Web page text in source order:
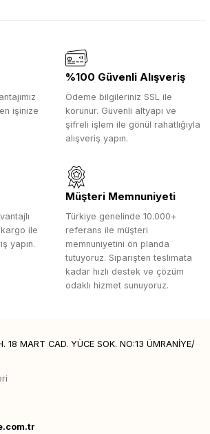
işinize
%100 Güvenli Alışveriş
Ödeme bilgileriniz SSL ile
korunur. Güvenli altyapı ve
şifreli işlem ile gönül rahatlığıyla
alışveriş yapın.
ile
yapın.
Müşteri Memnuniyeti
Türkiye genelinde 10.000+
referans ile müşteri
memnuniyetini ön planda
tutuyoruz. Siparişten teslimata
kadar hızlı destek ve çözüm
odaklı hizmet sunuyoruz.
18 MART CAD. YÜCE SOK. NO:13 ÜMRANİYE/